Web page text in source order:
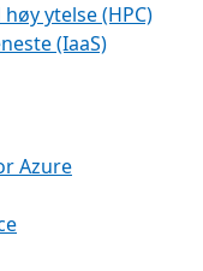
ytelse (HPC)
(IaaS)
Azure